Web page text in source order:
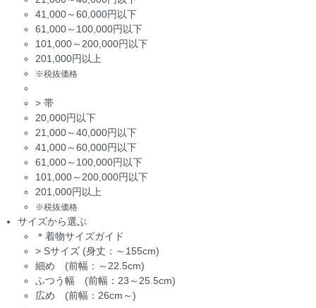
41,000～60,000円以下
61,000～100,000円以下
101,000～200,000円以下
201,000円以上
※税抜価格
> 帯
20,000円以下
21,000～40,000円以下
41,000～60,000円以下
61,000～100,000円以下
101,000～200,000円以下
201,000円以上
※税抜価格
サイズから選ぶ
＊着物サイズガイド
> Sサイズ (身丈：～155cm)
細め (前幅：～22.5cm)
ふつう幅 (前幅：23～25.5cm)
広め (前幅：26cm～)